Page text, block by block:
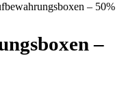
– 50%
–